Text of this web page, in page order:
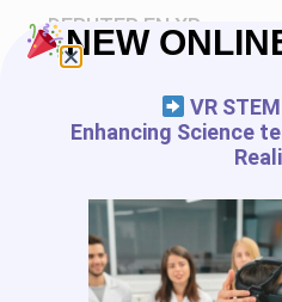
DEBUTER EN XR
Liste d'application
RESSOURCES
NEW
VR
Enhancing Science